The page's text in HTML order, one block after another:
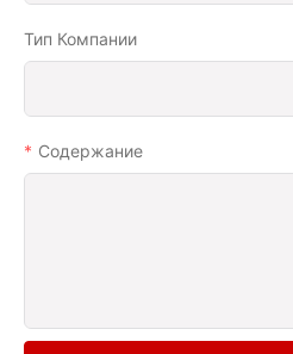
Тип Компании
Содержание